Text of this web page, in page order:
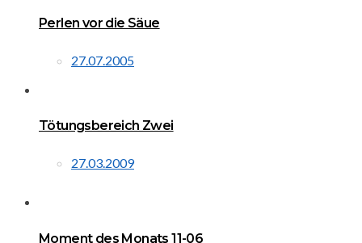
Perlen vor die Säue
27.07.2005
Tötungsbereich Zwei
27.03.2009
Moment des Monats 11-06